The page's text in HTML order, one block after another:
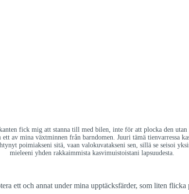
fick mig att stanna till med bilen, inte för att plocka den utan
av mina växtminnen från barndomen. Juuri tämä tienvarressa
poimiakseni sitä, vaan valokuvatakseni sen, sillä se seisoi
mieleeni yhden rakkaimmista kasvimuistoistani lapsuudesta.
ett och annat under mina upptäcksfärder, som liten